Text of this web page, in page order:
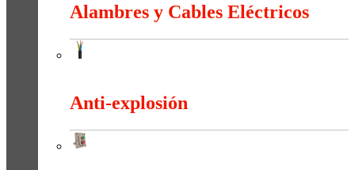
Alambres y Cables Eléctricos
Anti-explosión